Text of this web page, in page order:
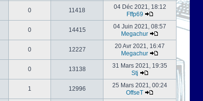
0 11418
04 Déc 2021, 18:12
Fffp69
0 14415
04 Juin 2021, 08:57
Megachur
0 12227
20 Avr 2021, 16:47
Megachur
0 13138
31 Mars 2021, 19:35
Stj
1 12996
25 Mars 2021, 00:24
OffseT